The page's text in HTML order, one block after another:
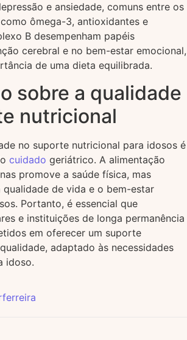
e ansiedade, comuns entre os
ômega-3, antioxidantes e
B desempenham papéis
cerebral e no bem-estar emocional,
de uma dieta equilibrada.
sobre a qualidade
nutricional
no suporte nutricional para idosos é
cuidado geriátrico. A alimentação
promove a saúde física, mas
qualidade de vida e o bem-estar
Portanto, é essencial que
e instituições de longa permanência
em oferecer um suporte
adaptado às necessidades
idoso.